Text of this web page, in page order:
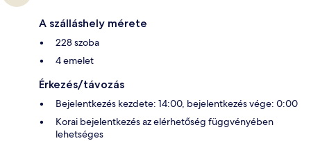
A szálláshely mérete
228 szoba
4 emelet
Érkezés/távozás
Bejelentkezés kezdete: 14:00, bejelentkezés vége: 0:00
Korai bejelentkezés az elérhetőség függvényében
lehetséges